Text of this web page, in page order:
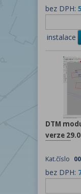
bez DPH:
instalace
DTM
verze 29.0
Kat.číslo
bez DPH: